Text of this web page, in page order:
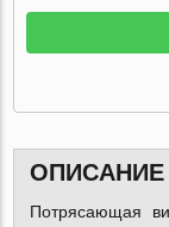
ОПИСАНИЕ
Потрясающая